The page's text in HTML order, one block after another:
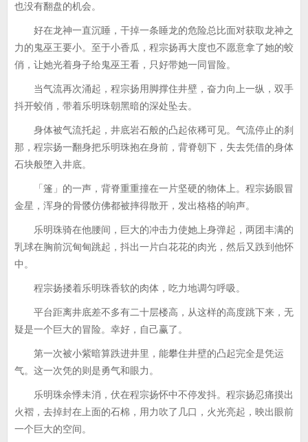
也没有翻盘的机会。
好在龙神一直沉睡，干掉一条睡龙的危险总比面对获取龙神之
力的鬼巫王要小。至于小香瓜，程宗扬再大度也不愿意拿了她的蛟
俏，让她光着身子给鬼巫王看，只好带她一同冒险。
当气流再次涌起，程宗扬用脚撑住井壁，奋力向上一纵，双手
抖开蛟俏，带着乐明珠朝黑暗的深处坠去。
身体被气流托起，井底岩石般的凸起依稀可见。气流停止的刹
那，程宗扬一翻身把乐明珠抱在身前，背脊朝下，失去凭借的身体
石块般堕入井底。
「篷」的一声，背脊重重撞在一片坚硬的物体上。程宗扬眼冒
金星，浑身的骨髅仿佛都被摔得散开，发出格格的响声。
乐明珠骑在他腰间，巨大的冲击力使她上身弹起，两团丰满的
乳球在胸前沉甸甸跳起，抖出一片白花花的肉光，然后又跌到他怀
中。
程宗扬搂着乐明珠香软的肉体，吃力地调匀呼吸。
平台距离井底差不多有二十层楼高，从这样的高度跳下来，无
疑是一个巨大的冒险。幸好，自己赢了。
第一次被小紫暗算跌进井里，能攀住井壁的凸起完全是凭运
气。这一次凭的则是勇气和眼力。
乐明珠余悸未消，伏在程宗扬怀中不停发抖。程宗扬忍痛摸出
火褶，去掉封在上面的石棉，用力吹了几口，火光亮起，映出眼前
一个巨大的空间。